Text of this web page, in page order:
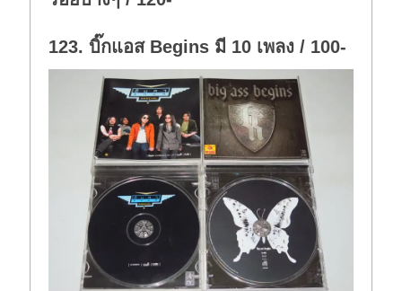
123. บิ๊กแอส Begins มี 10 เพลง / 100-